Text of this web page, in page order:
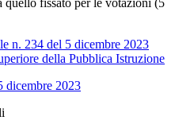
quello fissato per le votazioni (5
n. 234 del 5 dicembre 2023
della Pubblica Istruzione
dicembre 2023